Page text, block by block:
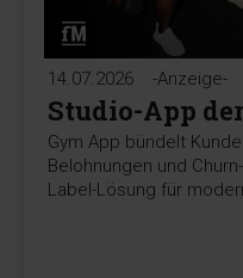
14.07.2026 -Anzeige-
Studio-App
Gym App bündelt
Belohnungen und
Label-Lösung für